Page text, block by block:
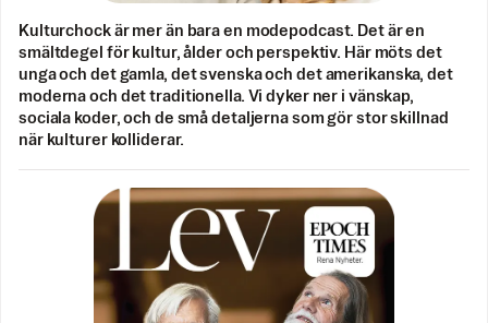
Kulturchock är mer än bara en modepodcast. Det är en
smältdegel för kultur, ålder och perspektiv. Här möts det
unga och det gamla, det svenska och det amerikanska, det
moderna och det traditionella. Vi dyker ner i vänskap,
sociala koder, och de små detaljerna som gör stor skillnad
när kulturer kolliderar.